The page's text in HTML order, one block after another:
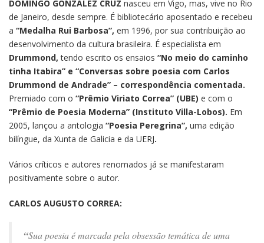
DOMINGO GONZÁLEZ CRUZ nasceu em Vigo, mas, vive no Rio
de Janeiro, desde sempre. É bibliotecário aposentado e recebeu
a “Medalha Rui Barbosa”, em 1996, por sua contribuição ao
desenvolvimento da cultura brasileira. É especialista em
Drummond,tendo escrito os ensaios “No meio do caminho
tinha Itabira” e “Conversas sobre poesia com Carlos
Drummond de Andrade” – correspondência comentada.
Premiado com o “Prêmio Viriato Correa” (UBE) e com o
“Prêmio de Poesia Moderna” (Instituto Villa-Lobos). Em
2005, lançou a antologia “Poesia Peregrina”, uma edição
bilíngue, da Xunta de Galicia e da UERJ.
Vários críticos e autores renomados já se manifestaram
positivamente sobre o autor.
CARLOS AUGUSTO CORREA:
“Sua poesia é marcada pela obsessão temática de uma